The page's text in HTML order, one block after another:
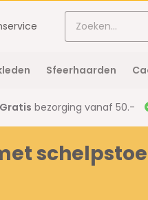
Sfeerhaarden
Gratis bezorging vanaf 50.-